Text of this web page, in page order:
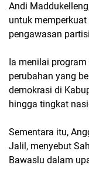
Andi
untuk
pengawasan
Ia menilai
perubahan yang
demokrasi di
hingga tingkat
Sementara itu,
Jalil, menyebut
Bawaslu dalam